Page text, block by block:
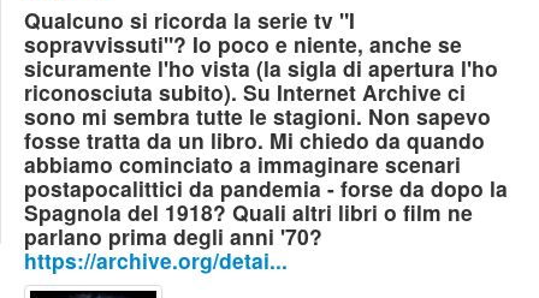
Best
of
day
:LISTS
Edit
:ROOMS
Edit
Search
Qualcuno si ricorda la serie tv "I
sopravvissuti"? Io poco e niente, anche se
sicuramente l'ho vista (la sigla di apertura l'ho
riconosciuta subito). Su Internet Archive ci
sono mi sembra tutte le stagioni. Non sapevo
fosse tratta da un libro. Mi chiedo da quando
abbiamo cominciato a immaginare scenari
postapocalittici da pandemia - forse da dopo la
Spagnola del 1918? Quali altri libri o film ne
parlano prima degli anni '70?
https://archive.org/detai...